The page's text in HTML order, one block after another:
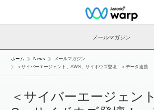
メールマガジン
ホーム News
メールマガジン
＜サイバーエージェント、AWS、サイボウズ登壇！＞データ連携...
＜サイバーエージェン